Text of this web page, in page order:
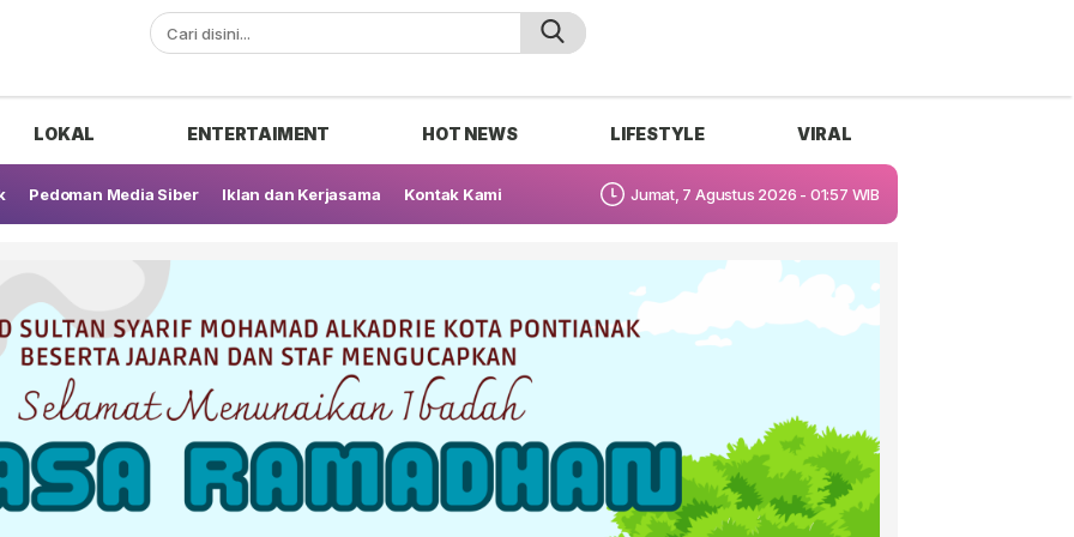
LOKAL ENTERTAIMENT HOT NEWS LIFESTYLE VIRAL
Pedoman Media Siber Iklan dan Kerjasama Kontak Kami Jumat, 7 Agustus 2026 - 01:57 WIB